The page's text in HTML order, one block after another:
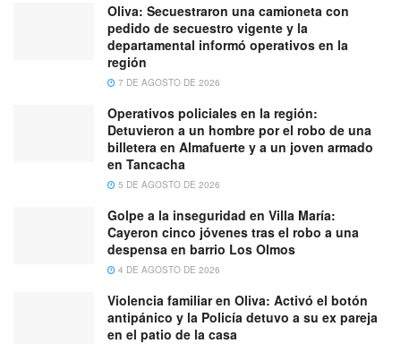
Oliva: Secuestraron una camioneta con
pedido de secuestro vigente y la
departamental informó operativos en la
región
7 DE AGOSTO DE 2026
Operativos policiales en la región:
Detuvieron a un hombre por el robo de una
billetera en Almafuerte y a un joven armado
en Tancacha
5 DE AGOSTO DE 2026
Golpe a la inseguridad en Villa María:
Cayeron cinco jóvenes tras el robo a una
despensa en barrio Los Olmos
4 DE AGOSTO DE 2026
Violencia familiar en Oliva: Activó el botón
antipánico y la Policía detuvo a su ex pareja
en el patio de la casa